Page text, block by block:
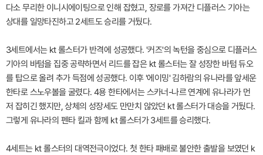
다소 무리한 이니시에이팅으로 인해 잡혔고, 장로를 가져간 디플러스 기아는
상대를 일망타진하고 2세트도 승리를 거뒀다.
3세트에서는 kt 롤스터가 반격에 성공했다. '커즈'의 녹턴을 중심으로 디플러스
기아의 바텀을 집중 공략하면서 리드를 잡은 kt 롤스터는 잘 성장한 바텀 듀오
를 탑으로 올려 추가 득점에 성공했다. 이후 '에이밍' 김하람의 유나라를 앞세운
한타로 스노우볼을 굴렸다. 4용 한타에서는 스카너-나르 연계에 유나라가 먼
저 잡히긴 했지만, 상체의 성장세도 만만치 않았던 kt 롤스터가 대승을 거뒀다.
그렇게 유나라의 펜타 킬과 함께 kt 롤스터가 3세트를 승리했다.
4세트는 kt 롤스터의 대역전극이었다. 첫 한타 패배로 불안한 출발을 보였던 k